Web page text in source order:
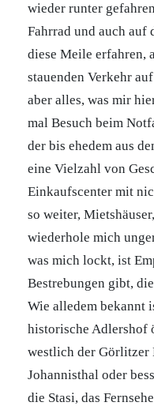
wieder runter
Fahrrad und auch auf
diese Meile erfahren,
stauenden Verkehr
aber alles, was mir
mal Besuch beim
der bis ehedem aus
eine Vielzahl von
Einkaufscenter mit
so weiter,
wiederhole mich
was mich lockt, ist
Bestrebungen gibt,
Wie alledem bekannt
historische Adlershof
westlich der Görlitzer
Johannisthal oder
die Stasi, das